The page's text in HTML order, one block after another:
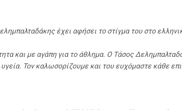
έχει αφήσει το στίγμα του στο
και με αγάπη για το άθλημα. Ο Τάσος
Τον καλωσορίζουμε και του ευχόμαστε κάθε